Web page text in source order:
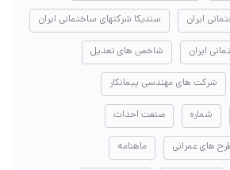
ایران سندیکا شرکتهای ساختمانی ایران
ایران شاخص های تعدیل
شرکت های مهندسی پیمانکار
شماره صنعت احداث
های عمرانی ماهنامه